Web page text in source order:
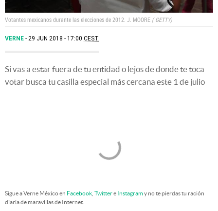
Votantes mexicanos durante las elecciones de 2012. J. MOORE GETTY
VERNE 29 JUN 2018 - 17:00 CEST
Si vas a estar fuera de tu entidad o lejos de donde te toca
votar busca tu casilla especial más cercana este 1 de julio
Sigue a Verne México en Facebook Twittere Instagramy no te pierdas tu ración
diaria de maravillas de Internet.